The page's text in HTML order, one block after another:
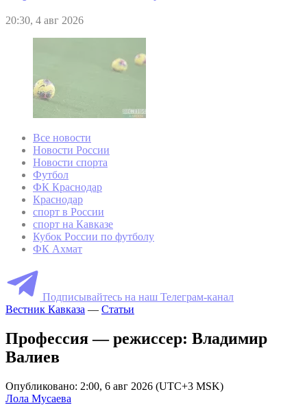
20:30, 4 авг 2026
Все новости
Новости России
Новости спорта
Футбол
ФК Краснодар
Краснодар
спорт в России
спорт на Кавказе
Кубок России по футболу
ФК Ахмат
Подписывайтесь на наш Телеграм-канал
Вестник Кавказа — Статьи
Профессия — режиссер: Владимир
Валиев
Опубликовано: 2:00, 6 авг 2026 (UTC+3 MSK)
Лола Мусаева